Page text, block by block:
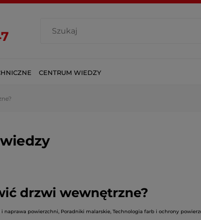
CENTRUM WIEDZY
drzwi wewnętrzne?
i naprawa powierzchni, Poradniki malarskie,Technologia farb i ochrony